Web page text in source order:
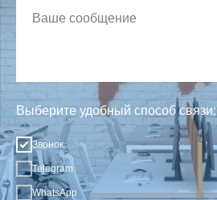
Выберите удобный способ связи:
Звонок
Telegram
WhatsApp